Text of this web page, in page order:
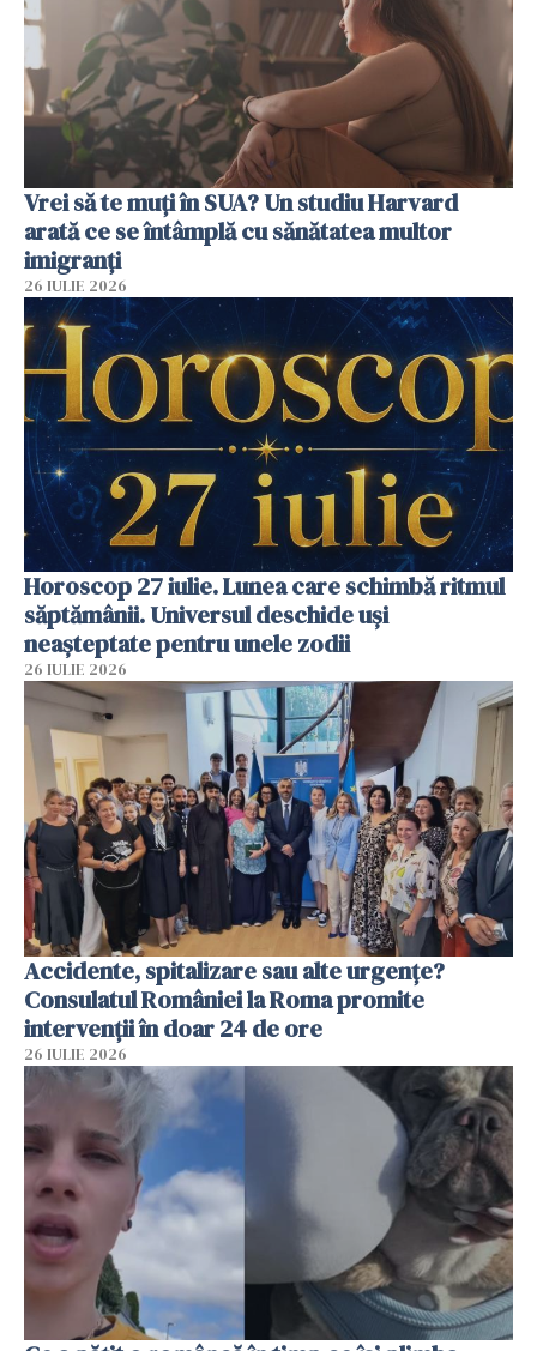
Vrei să te muți în SUA? Un studiu Harvard
arată ce se întâmplă cu sănătatea multor
imigranți
26 IULIE 2026
Horoscop 27 iulie. Lunea care schimbă ritmul
săptămânii. Universul deschide uși
neașteptate pentru unele zodii
26 IULIE 2026
Accidente, spitalizare sau alte urgențe?
Consulatul României la Roma promite
intervenții în doar 24 de ore
26 IULIE 2026